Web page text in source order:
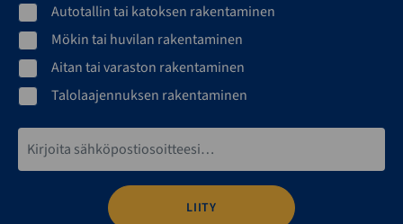
Autotallin tai katoksen rakentaminen
Mökin tai huvilan rakentaminen
Aitan tai varaston rakentaminen
Talolaajennuksen rakentaminen